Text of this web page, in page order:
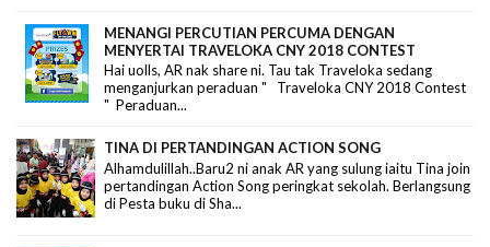
MENANGI PERCUTIAN PERCUMA DENGAN
MENYERTAI TRAVELOKA CNY 2018 CONTEST
Hai uolls, AR nak share ni. Tau tak Traveloka sedang
menganjurkan peraduan " Traveloka CNY 2018 Contest
" Peraduan...
TINA DI PERTANDINGAN ACTION SONG
Alhamdulillah..Baru2 ni anak AR yang sulung iaitu Tina join
pertandingan Action Song peringkat sekolah. Berlangsung
di Pesta buku di Sha...